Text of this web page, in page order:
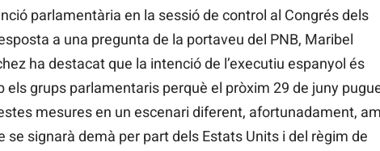
parlamentària en la sessió de control al Congrés dels
a una pregunta de la portaveu del PNB, Maribel
ha destacat que la intenció de l’executiu espanyol és
els grups parlamentaris perquè el pròxim 29 de juny
mesures en un escenari diferent, afortunadament,
se signarà demà per part dels Estats Units i del règim de